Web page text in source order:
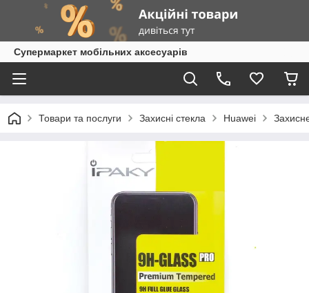
Супермаркет мобільних аксесуарів
Товари та послуги Захисні стекла Huawei